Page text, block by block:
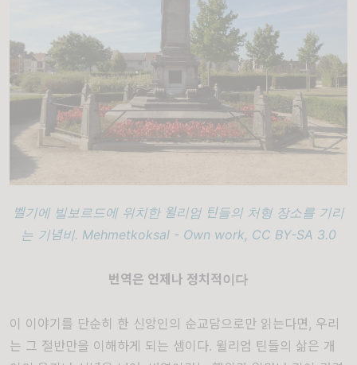
벨기에 빌보르드에 위치한 윌리엄 틴들의 처형 장소를 기리
는 기념비. Mehmetkoksal - Own work, CC BY-SA 3.0
번역은 언제나 정치적이다
이 이야기를 단순히 한 신앙인의 순교담으로만 읽는다면, 우리
는 그 절반만을 이해하게 되는 셈이다. 윌리엄 틴들의 삶은 개